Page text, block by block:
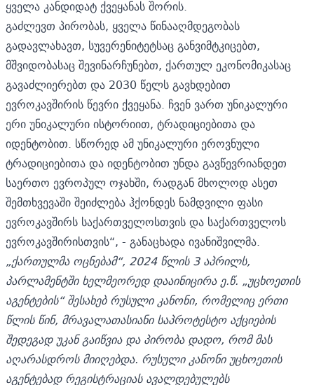
ყველა კანდიდატ ქვეყანას შორის.
გაძლევთ პირობას, ყველა წინააღმდეგობას
გადავლახავთ, სუვერენიტეტსაც განვიმტკიცებთ,
მშვიდობასაც შევინარჩუნებთ, ქართულ ეკონომიკასაც
გავაძლიერებთ და 2030 წელს გავხდებით
ევროკავშირის წევრი ქვეყანა. ჩვენ ვართ უნიკალური
ერი უნიკალური ისტორიით, ტრადიციებითა და
იდენტობით. სწორედ ამ უნიკალური ეროვნული
ტრადიციებითა და იდენტობით უნდა გავწევრიანდეთ
საერთო ევროპულ ოჯახში, რადგან მხოლოდ ასეთ
შემთხვევაში შეიძლება ჰქონდეს ნამდვილი ფასი
ევროკავშირს საქართველოსთვის და საქართველოს
ევროკავშირისთვის“, - განაცხადა ივანიშვილმა.
„ქართულმა ოცნებამ“, 2024 წლის 3 აპრილს,
პარლამენტში ხელმეორედ დააინიცირა ე.წ. „უცხოეთის
აგენტების“ შესახებ რუსული კანონი, რომელიც ერთი
წლის წინ, მრავალათასიანი საპროტესტო აქციების
შედეგად უკან გაიწვია და პირობა დადო, რომ მას
აღარასდროს მიიღებდა. რუსული კანონი უცხოეთის
აგენტებად რეგისტრაციას ავალდებულებს